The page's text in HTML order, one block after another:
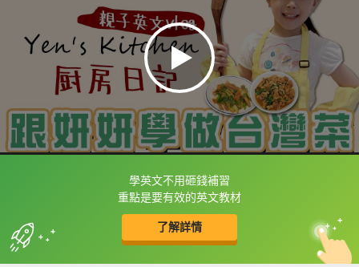
學英文不用砸錢補習
重點是要有效的英文教材
了解詳情
框選或點兩下字幕可以直接查字典喔！
收錄佳句 中
英